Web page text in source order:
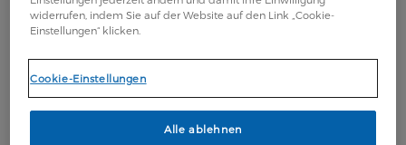
widerrufen, indem Sie auf der Website auf den Link „Cookie-
Einstellungen“ klicken.
Cookie-Einstellungen
Alle ablehnen